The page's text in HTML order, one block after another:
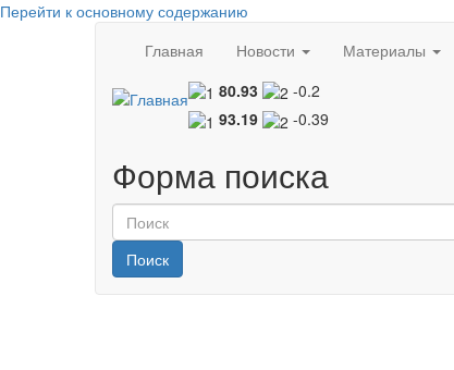
Перейти к основному содержанию
Главная
Новости Материалы
80.93
-0.2
93.19
-0.39
Форма поиска
Поиск